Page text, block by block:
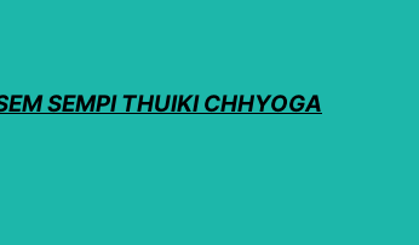
SEMPI THUIKI CHHYOGA